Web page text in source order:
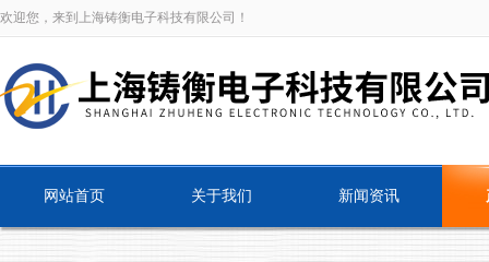
欢迎您，来到上海铸衡电子科技有限公司！
网站首页 关于我们 新闻资讯